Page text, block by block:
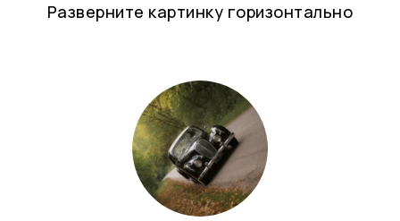
Разверните картинку горизонтально